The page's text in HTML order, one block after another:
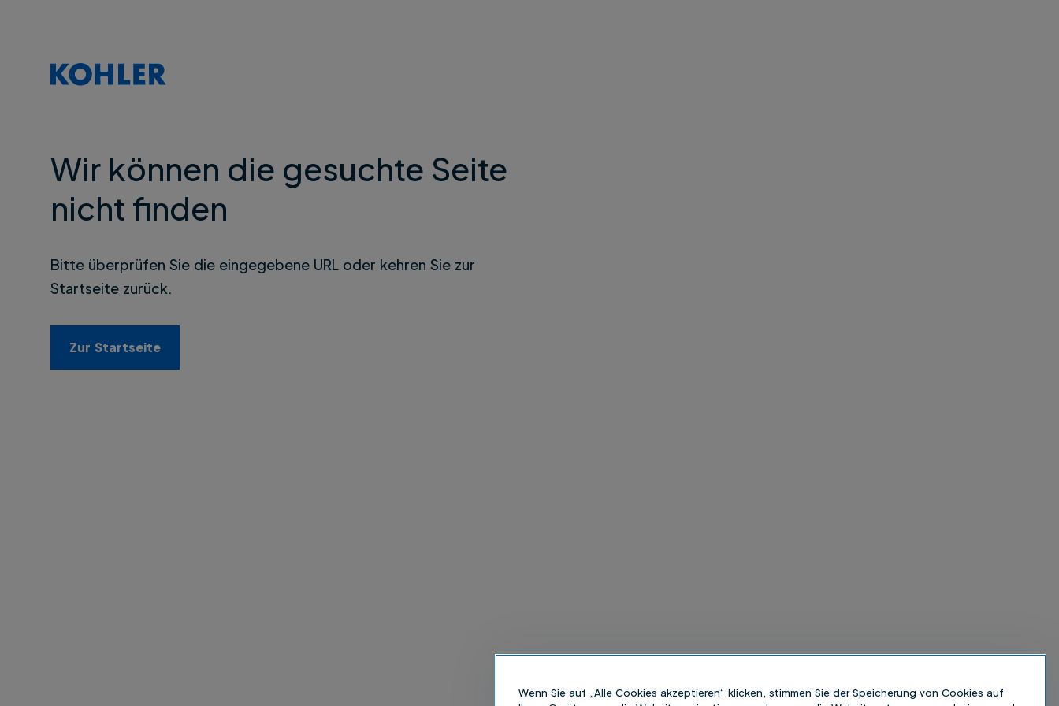
Wir können die gesuchte Seite
nicht finden
Bitte überprüfen Sie die eingegebene URL oder kehren Sie zur
Startseite zurück.
Zur Startseite
Wenn Sie auf „Alle Cookies akzeptieren“ klicken, stimmen Sie der Speicherung von Cookies auf